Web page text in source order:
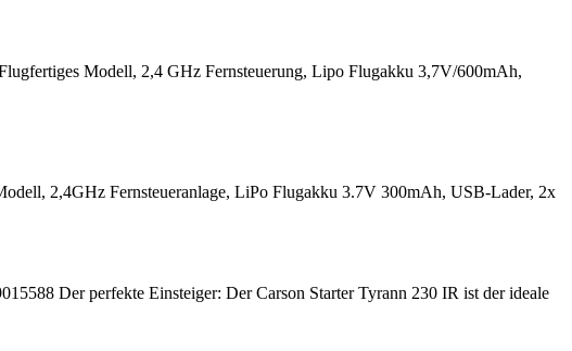
Modell, 2,4 GHz Fernsteuerung, Lipo Flugakku 3,7V/600mAh,
2,4GHz Fernsteueranlage, LiPo Flugakku 3.7V 300mAh, USB-Lader, 2x
Der perfekte Einsteiger: Der Carson Starter Tyrann 230 IR ist der ideale